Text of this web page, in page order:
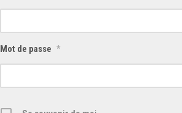
Mot de passe *